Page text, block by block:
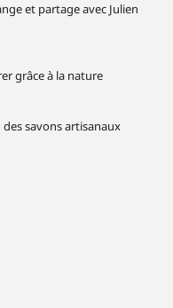
et partage avec Julien
grâce à la nature
savons artisanaux